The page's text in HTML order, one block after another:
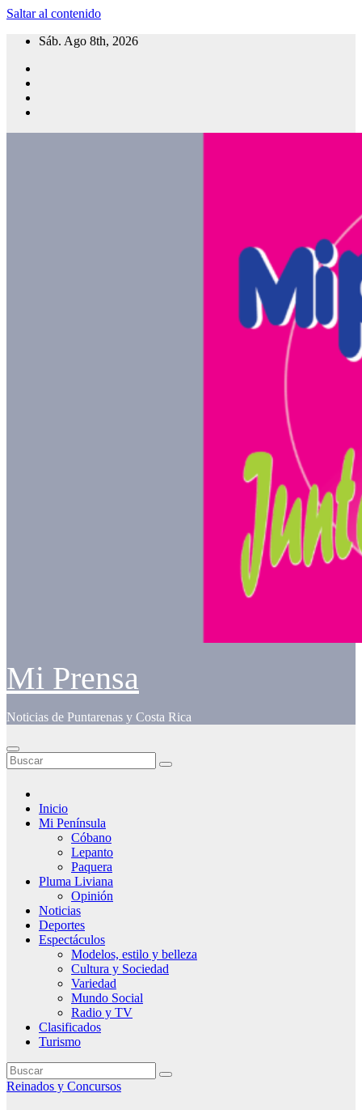
Saltar al contenido
Sáb. Ago 8th, 2026
Mi Prensa
Noticias de Puntarenas y Costa Rica
Inicio
Mi Península
Cóbano
Lepanto
Paquera
Pluma Liviana
Opinión
Noticias
Deportes
Espectáculos
Modelos, estilo y belleza
Cultura y Sociedad
Variedad
Mundo Social
Radio y TV
Clasificados
Turismo
Reinados y Concursos